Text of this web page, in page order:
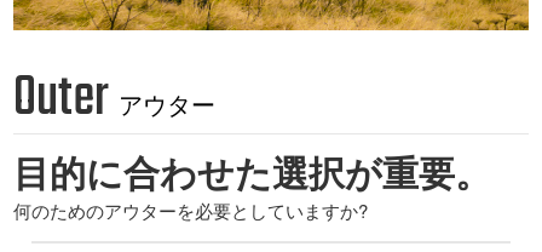
Outer アウター
目的に合わせた選択が重要。
何のためのアウターを必要としていますか?